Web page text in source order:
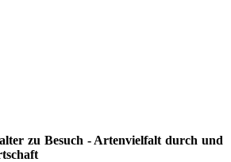
zu Besuch - Artenvielfalt durch und